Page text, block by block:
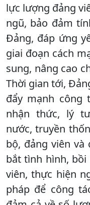
lực lượng đảng
ngũ, bảo đảm
Đảng, đáp ứng
giai đoạn cách
sung, nâng cao
Thời gian tới,
đẩy mạnh công
nhận thức, lý
nước, truyền
bộ, đảng viên và
bắt tình hình,
viên, thực hiện
pháp để công